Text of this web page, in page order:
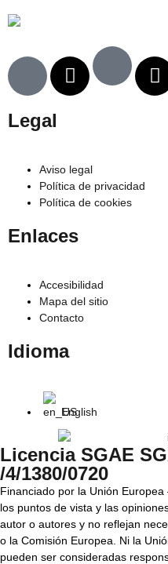
Legal
Aviso legal
Política de privacidad
Política de cookies
Enlaces
Accesibilidad
Mapa del sitio
Contacto
Idioma
English
Licencia SGAE
/4/1380/0720
Financiado por la Unión
los puntos de vista y las
autor o autores y no reflejan
o la Comisión Europea. Ni la
pueden ser consideradas